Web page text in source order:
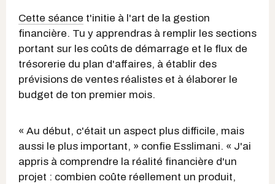
Cette séance t'initie à l'art de la gestion
financière. Tu y apprendras à remplir les sections
portant sur les coûts de démarrage et le flux de
trésorerie du plan d'affaires, à établir des
prévisions de ventes réalistes et à élaborer le
budget de ton premier mois.
« Au début, c'était un aspect plus difficile, mais
aussi le plus important, » confie Esslimani. « J'ai
appris à comprendre la réalité financière d'un
projet : combien coûte réellement un produit,